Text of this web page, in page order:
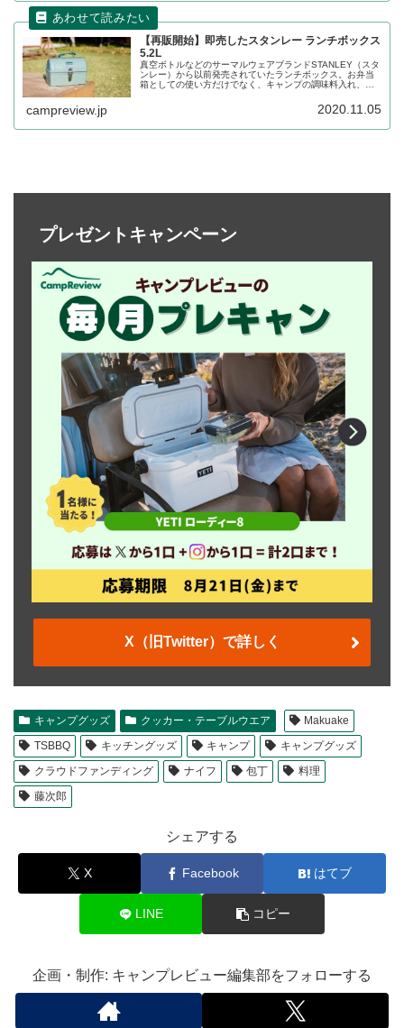
【再販開始】即売したスタンレー ランチボックス
5.2L
真空ボトルなどのサーマルウェアブランドSTANLEY（スタ
ンレー）から以前発売されていたランチボックス。お弁当
箱としての使い方だけでなく、キャンプの調味料入れ、ギ
した。そのランチボックスが2020年11月5日より再販決
campreview.jp 2020.11.05
プレゼントキャンペーン
X（旧Twitter）で詳しく
キャンプグッズ クッカー・テーブルウエア
Makuake
TSBBQ
キッチングッズ キャンプ
キャンプグッズ
クラウドファンディング
ナイフ 包丁
料理
藤次郎
シェアする
X Facebook はてブ
LINE コピー
企画・制作: キャンプレビュー編集部をフォローする